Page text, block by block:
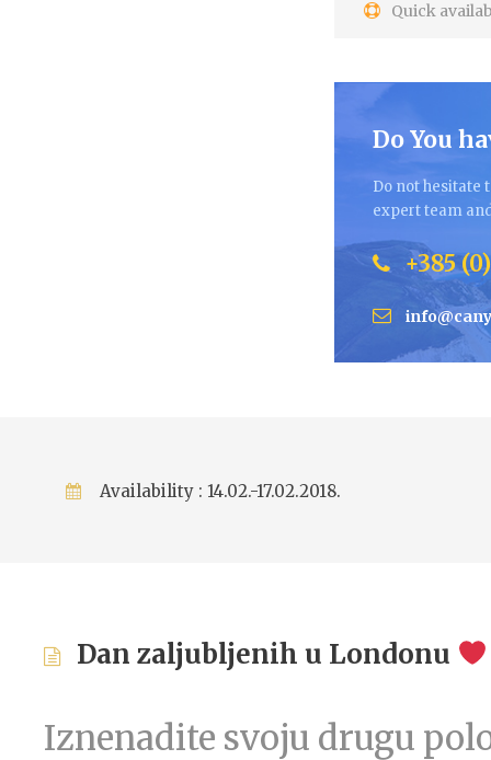
Quick
Do You
Do not hesitate
expert team
+385
Availability : 14.02.-17.02.2018.
Dan zaljubljenih u Londonu
Iznenadite svoju drugu